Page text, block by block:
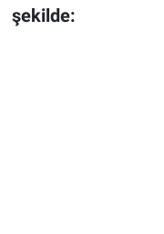
şekilde: